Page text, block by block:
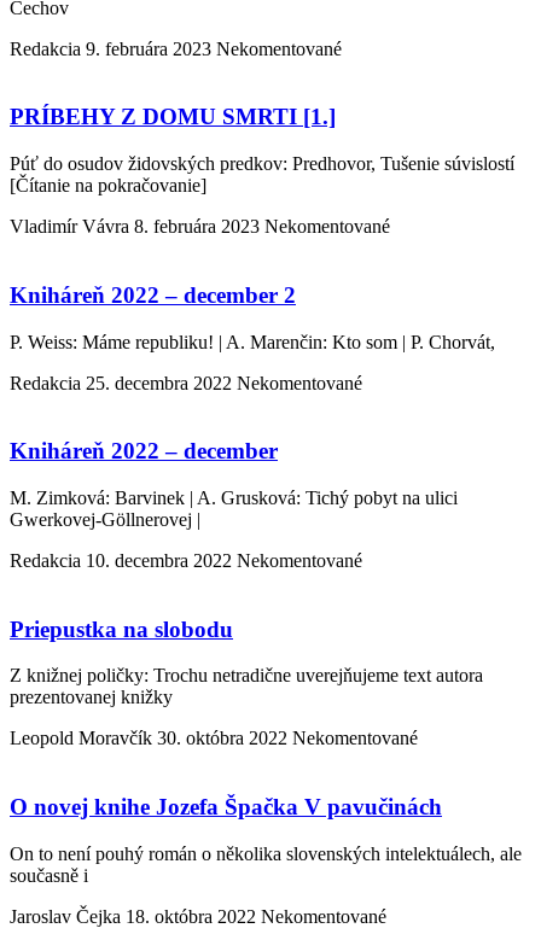
Čechov
Redakcia 9. februára 2023 Nekomentované
PRÍBEHY Z DOMU SMRTI [1.]
Púť do osudov židovských predkov: Predhovor, Tušenie súvislostí
[Čítanie na pokračovanie]
Vladimír Vávra 8. februára 2023 Nekomentované
Kniháreň 2022 – december 2
P. Weiss: Máme republiku! | A. Marenčin: Kto som | P. Chorvát,
Redakcia 25. decembra 2022 Nekomentované
Kniháreň 2022 – december
M. Zimková: Barvinek | A. Grusková: Tichý pobyt na ulici
Gwerkovej-Göllnerovej |
Redakcia 10. decembra 2022 Nekomentované
Priepustka na slobodu
Z knižnej poličky: Trochu netradične uverejňujeme text autora
prezentovanej knižky
Leopold Moravčík 30. októbra 2022 Nekomentované
O novej knihe Jozefa Špačka V pavučinách
On to není pouhý román o několika slovenských intelektuálech, ale
současně i
Jaroslav Čejka 18. októbra 2022 Nekomentované